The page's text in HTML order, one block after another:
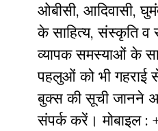
ओबीसी, आदिवासी,
के साहित्‍य, संस्‍क‍ृति व
व्‍यापक समस्‍याओं के
पहलुओं को भी गहराई
बुक्‍स की सूची जानने
संपर्क करें। मोबाइल :